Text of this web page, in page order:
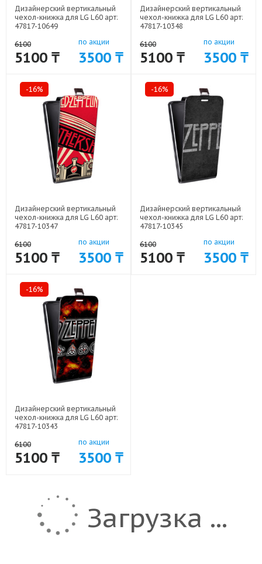
Дизайнерский вертикальный
чехол-книжка для LG L60 арт:
47817-10649
6100
5100 ₸
по акции
3500 ₸
Дизайнерский вертикальный
чехол-книжка для LG L60 арт:
47817-10348
6100
5100 ₸
по акции
3500 ₸
-16%
Дизайнерский вертикальный
чехол-книжка для LG L60 арт:
47817-10347
6100
5100 ₸
по акции
3500 ₸
-16%
Дизайнерский вертикальный
чехол-книжка для LG L60 арт:
47817-10345
6100
5100 ₸
по акции
3500 ₸
-16%
Дизайнерский вертикальный
чехол-книжка для LG L60 арт:
47817-10343
6100
5100 ₸
по акции
3500 ₸
Загрузка ...